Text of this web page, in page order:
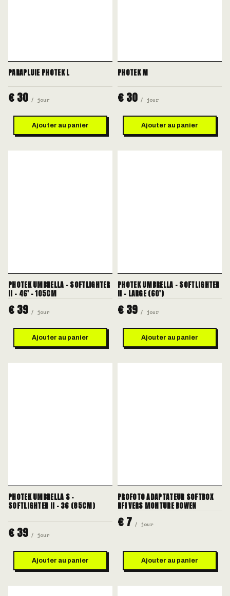
PARAPLUIE PHOTEK L
€ 30 / jour
Ajouter au panier
PHOTEK M
€ 30 / jour
Ajouter au panier
PHOTEK UMBRELLA - SOFTLIGHTER
II - 46' - 105CM
€ 39 / jour
Ajouter au panier
PHOTEK UMBRELLA - SOFTLIGHTER
II - LARGE (60')
€ 39 / jour
Ajouter au panier
PHOTEK UMBRELLA S -
SOFTLIGHTER II - 36 (85CM)
€ 39 / jour
Ajouter au panier
PROFOTO ADAPTATEUR SOFTBOX
RFI VERS MONTURE BOWEN
€ 7 / jour
Ajouter au panier